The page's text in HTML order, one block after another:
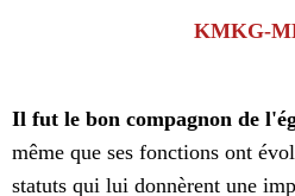
KMKG-
Il fut le bon compagnon de
même que ses fonctions ont
statuts qui lui donnèrent une